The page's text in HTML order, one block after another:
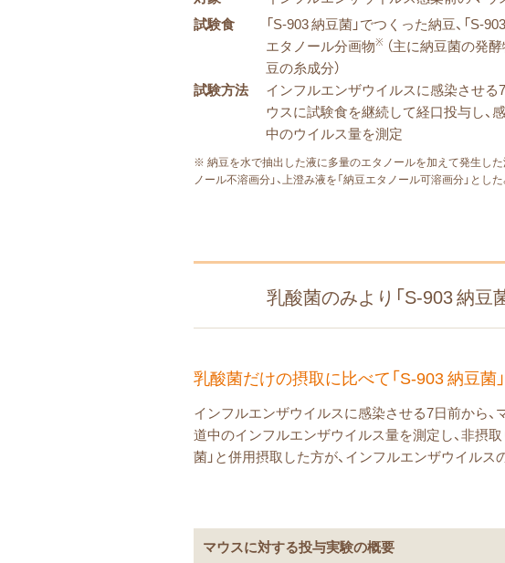
試験食
「S-903 納豆菌」でつくった納豆、「S-
エタノール分画物※ （主に納豆菌の発
豆の糸成分）
試験方法
インフルエンザウイルスに感染させる
ウスに試験食を継続して経口投与し、
中のウイルス量を測定
※ 納豆を水で抽出した液に多量のエタノールを加えて発生した
ノール不溶画分」、上澄み液を「納豆エタノール可溶画分」とした
乳酸菌のみより「S-903 納
乳酸菌だけの摂取に比べて「S-903 納豆
インフルエンザウイルスに感染させる7日前から、
道中のインフルエンザウイルス量を測定し、非摂取
菌」と併用摂取した方が、インフルエンザウイル
マウスに対する投与実験の概要